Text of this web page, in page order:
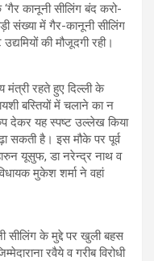
कानूनी सीलिंग बंद करो-
संख्या में गैर-कानूनी सीलिंग
की मौजूदगी रही।
मंत्री रहते हुए दिल्ली के
बस्तियों में चलाने का न
देकर यह स्पष्ट उल्लेख किया
सकती है। इस मौके पर पूर्व
यूसुफ, डा नरेन्द्र नाथ व
मुकेश शर्मा ने वहां
सीलिंग के मुद्दे पर खुली बहस
रवैये व गरीब विरोधी